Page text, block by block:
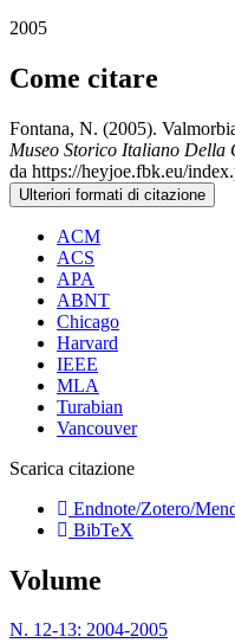
2005
Come citare
Fontana, N. (2005).
Museo Storico Italiano Della
da https://heyjoe.fbk.eu/
Ulteriori formati di citazione
ACM
ACS
APA
ABNT
Chicago
Harvard
IEEE
MLA
Turabian
Vancouver
Scarica citazione
Endnote/Zotero/
BibTeX
Volume
N. 12-13: 2004-2005